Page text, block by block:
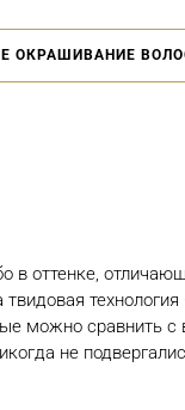
ОКРАШИВАНИЕ
оттенке,
можно сравнить
не